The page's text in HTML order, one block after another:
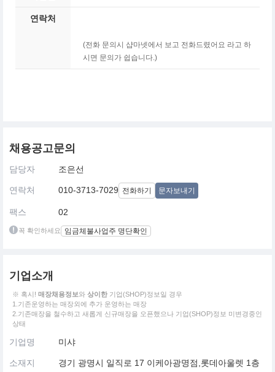
연락처
(전화 문의시 샵마넷에서 보고 전화드렸어요 라고 하
시면 문의가 쉽습니다.)
채용공고문의
담당자 조은선
연락처 010-3713-7029 전화하기 문자보내기
팩스 02
꼭 확인하세요 임금체불사업주 명단확인
기업소개
※ 혹시! 매장채용정보와 상이한 기업(SHOP)정보일 경우
1.기존운영하는 매장외에 추가 운영하는 매장
2.기존매장을 철수하고 새롭게 신규매장을 오픈했으나 기업(SHOP)정보 미변경중인
상태
기업명 미샤
소재지
경기 광명시 일직로 17 이케아광명점,롯데아울렛 1층